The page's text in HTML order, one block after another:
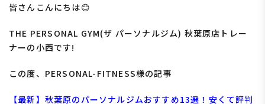
皆さんこんにちは😊
THE PERSONAL GYM(ザ パーソナルジム) 秋葉原店トレー
ナーの小西です!
この度、PERSONAL-FITNESS様の記事
【最新】秋葉原のパーソナルジムおすすめ13選！安くて評判